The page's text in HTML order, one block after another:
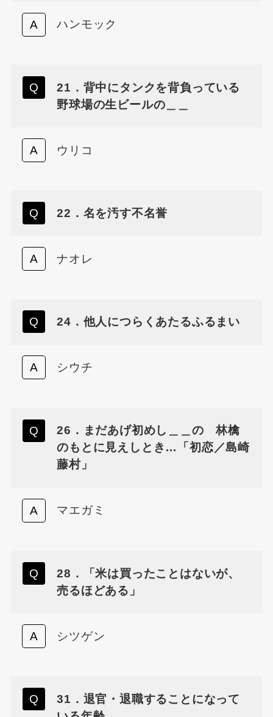
ハンモック
21．背中にタンクを背負っている
野球場の生ビールの＿＿
ウリコ
22．名を汚す不名誉
ナオレ
24．他人につらくあたるふるまい
シウチ
26．まだあげ初めし＿＿の 林檎
のもとに見えしとき…「初恋／島崎
藤村」
マエガミ
28．「米は買ったことはないが、
売るほどある」
シツゲン
31．退官・退職することになって